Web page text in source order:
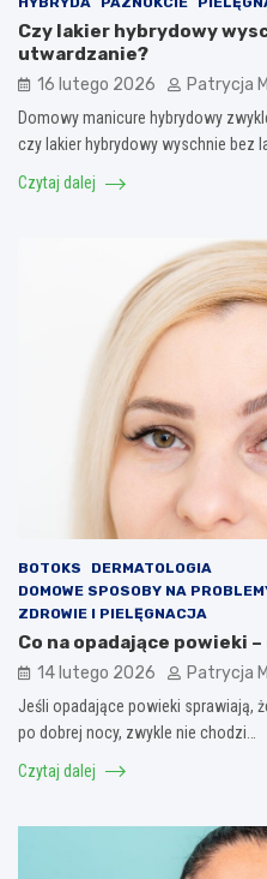
Czy lakier hybrydowy
utwardzanie?
16 lutego 2026 Patrycja
Domowy manicure hybrydowy
czy lakier hybrydowy wyschnie bez
Czytaj dalej
BOTOKS
DERMATOLOGIA
DOMOWE SPOSOBY NA
ZDROWIE I PIELĘGNACJA
Co na opadające powieki
14 lutego 2026 Patrycja
Jeśli opadające powieki sprawiają,
po dobrej nocy, zwykle nie chodzi…
Czytaj dalej